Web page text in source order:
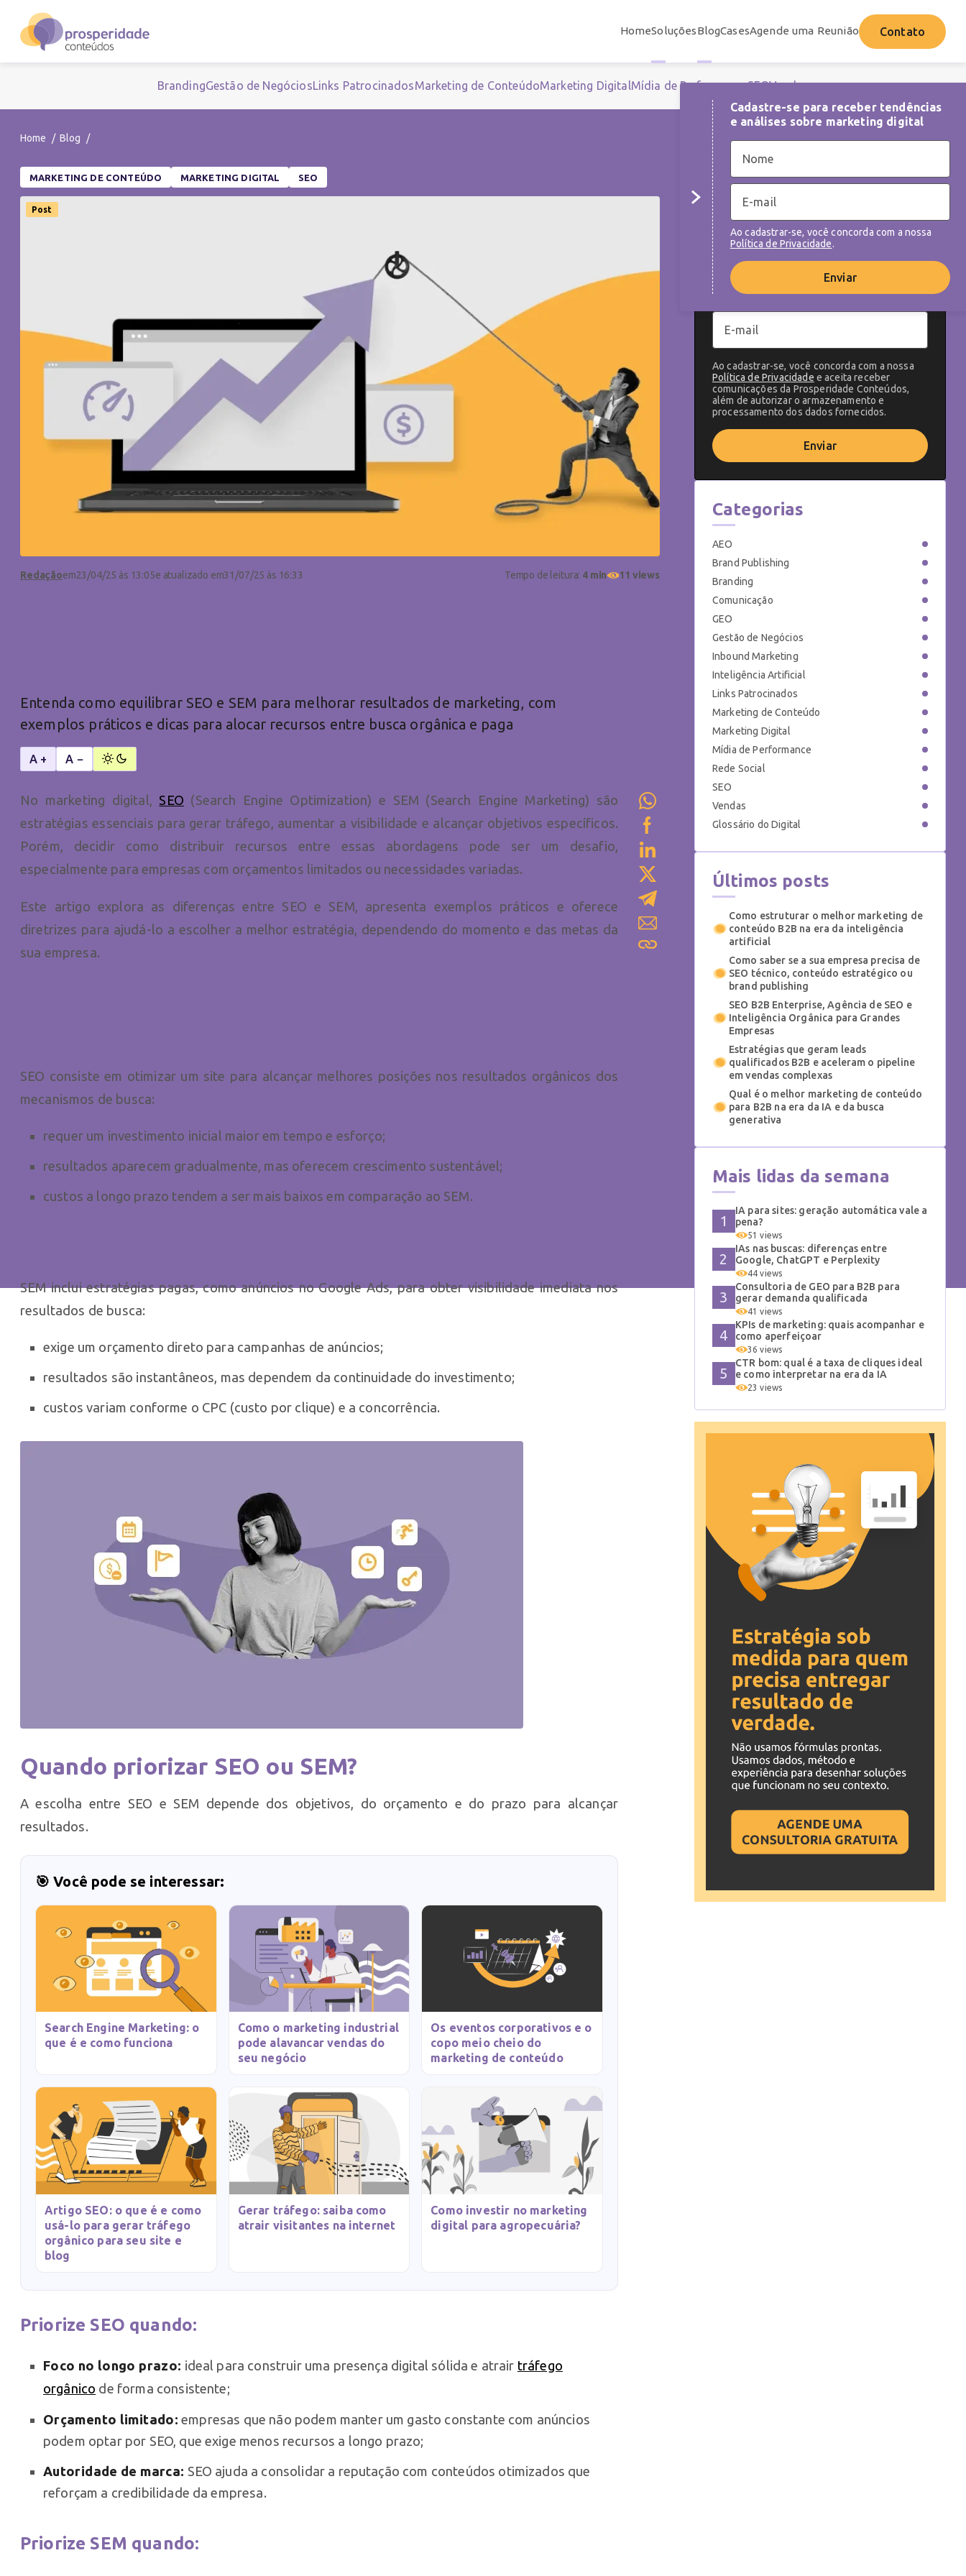
HomeSoluçõesBlogCasesAgende uma Reunião Contato
BrandingGestão de NegóciosLinks PatrocinadosMarketing de ConteúdoMarketing DigitalMídia de PerformanceSEOVendas
Cadastre-se para receber tendências
e análises sobre marketing digital
Ao cadastrar-se, você concorda com a nossa
Política de Privacidade.
Enviar
Home Blog
MARKETING DE CONTEÚDO MARKETING DIGITAL SEO
Post
Redaçãoem23/04/25 às 13:05e atualizado em31/07/25 às 16:33 Tempo de leitura: 4 min 11 views
Entenda como equilibrar SEO e SEM para melhorar resultados de marketing, com
exemplos práticos e dicas para alocar recursos entre busca orgânica e paga
A + A −
No marketing digital, SEO (Search Engine Optimization) e SEM (Search Engine Marketing) são
estratégias essenciais para gerar tráfego, aumentar a visibilidade e alcançar objetivos específicos.
Porém, decidir como distribuir recursos entre essas abordagens pode ser um desafio,
especialmente para empresas com orçamentos limitados ou necessidades variadas.
Este artigo explora as diferenças entre SEO e SEM, apresenta exemplos práticos e oferece
diretrizes para ajudá-lo a escolher a melhor estratégia, dependendo do momento e das metas da
sua empresa.
SEO consiste em otimizar um site para alcançar melhores posições nos resultados orgânicos dos
mecanismos de busca:
requer um investimento inicial maior em tempo e esforço;
resultados aparecem gradualmente, mas oferecem crescimento sustentável;
custos a longo prazo tendem a ser mais baixos em comparação ao SEM.
SEM inclui estratégias pagas, como anúncios no Google Ads, para obter visibilidade imediata nos
resultados de busca:
exige um orçamento direto para campanhas de anúncios;
resultados são instantâneos, mas dependem da continuidade do investimento;
custos variam conforme o CPC (custo por clique) e a concorrência.
Quando priorizar SEO ou SEM?
A escolha entre SEO e SEM depende dos objetivos, do orçamento e do prazo para alcançar
resultados.
🎯 Você pode se interessar:
Search Engine Marketing: o
que é e como funciona
Como o marketing industrial
pode alavancar vendas do
seu negócio
Os eventos corporativos e o
copo meio cheio do
marketing de conteúdo
Artigo SEO: o que é e como
usá-lo para gerar tráfego
orgânico para seu site e
blog
Gerar tráfego: saiba como
atrair visitantes na internet
Como investir no marketing
digital para agropecuária?
Priorize SEO quando:
Foco no longo prazo: ideal para construir uma presença digital sólida e atrair tráfego
orgânico de forma consistente;
Orçamento limitado: empresas que não podem manter um gasto constante com anúncios
podem optar por SEO, que exige menos recursos a longo prazo;
Autoridade de marca: SEO ajuda a consolidar a reputação com conteúdos otimizados que
reforçam a credibilidade da empresa.
Priorize SEM quando:
NEWSLETTER
Cadastre-se para receber tendências e
análises sobre as melhores práticas de
marketing digital
Ao cadastrar-se, você concorda com a nossa
Política de Privacidade e aceita receber
comunicações da Prosperidade Conteúdos,
além de autorizar o armazenamento e
processamento dos dados fornecidos.
Enviar
Categorias
AEO
Brand Publishing
Branding
Comunicação
GEO
Gestão de Negócios
Inbound Marketing
Inteligência Artificial
Links Patrocinados
Marketing de Conteúdo
Marketing Digital
Mídia de Performance
Rede Social
SEO
Vendas
Glossário do Digital
Últimos posts
Como estruturar o melhor marketing de
conteúdo B2B na era da inteligência
artificial
Como saber se a sua empresa precisa de
SEO técnico, conteúdo estratégico ou
brand publishing
SEO B2B Enterprise, Agência de SEO e
Inteligência Orgânica para Grandes
Empresas
Estratégias que geram leads
qualificados B2B e aceleram o pipeline
em vendas complexas
Qual é o melhor marketing de conteúdo
para B2B na era da IA e da busca
generativa
Mais lidas da semana
IA para sites: geração automática vale a
pena?
51 views
IAs nas buscas: diferenças entre
Google, ChatGPT e Perplexity
44 views
Consultoria de GEO para B2B para
gerar demanda qualificada
41 views
KPIs de marketing: quais acompanhar e
como aperfeiçoar
36 views
CTR bom: qual é a taxa de cliques ideal
e como interpretar na era da IA
23 views